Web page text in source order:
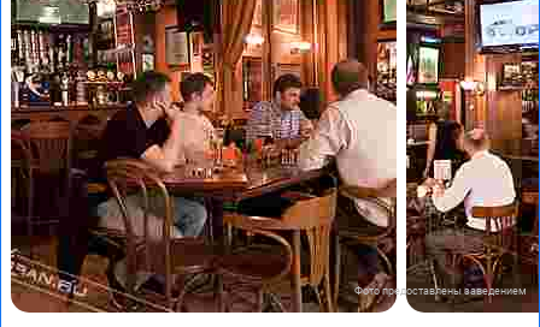
Фото предоставлены заведением